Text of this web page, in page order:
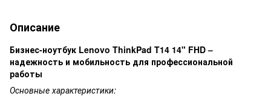
Описание
Бизнес-ноутбук Lenovo ThinkPad T14 14" FHD –
надежность и мобильность для профессиональной
работы
Основные характеристики: